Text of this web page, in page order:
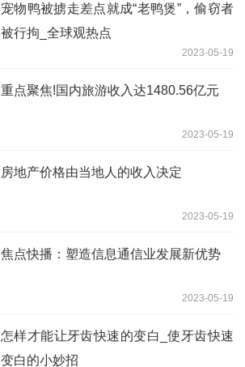
宠物鸭被掳走差点就成“老鸭煲”，偷窃者
被行拘_全球观热点
2023-05-19
重点聚焦!国内旅游收入达1480.56亿元
2023-05-19
房地产价格由当地人的收入决定
2023-05-19
焦点快播：塑造信息通信业发展新优势
2023-05-19
怎样才能让牙齿快速的变白_使牙齿快速
变白的小妙招